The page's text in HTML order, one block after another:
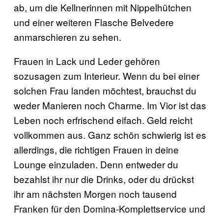
ab, um die Kellnerinnen mit Nippelhütchen
und einer weiteren Flasche Belvedere
anmarschieren zu sehen.
Frauen in Lack und Leder gehören
sozusagen zum Interieur. Wenn du bei einer
solchen Frau landen möchtest, brauchst du
weder Manieren noch Charme. Im Vior ist das
Leben noch erfrischend eifach. Geld reicht
vollkommen aus. Ganz schön schwierig ist es
allerdings, die richtigen Frauen in deine
Lounge einzuladen. Denn entweder du
bezahlst ihr nur die Drinks, oder du drückst
ihr am nächsten Morgen noch tausend
Franken für den Domina-Komplettservice und